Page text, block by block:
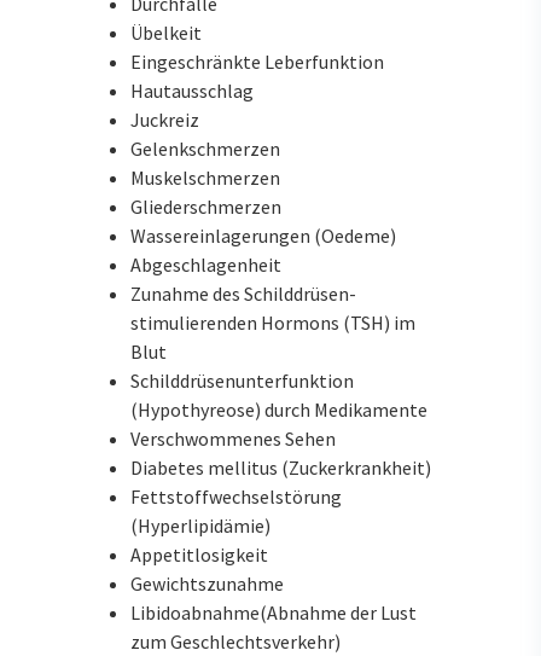
Übelkeit
Eingeschränkte Leberfunktion
Hautausschlag
Juckreiz
Gelenkschmerzen
Muskelschmerzen
Gliederschmerzen
Wassereinlagerungen (Oedeme)
Abgeschlagenheit
Zunahme des Schilddrüsen-
stimulierenden Hormons (TSH) im
Blut
Schilddrüsenunterfunktion
(Hypothyreose) durch Medikamente
Verschwommenes Sehen
Diabetes mellitus (Zuckerkrankheit)
Fettstoffwechselstörung
(Hyperlipidämie)
Appetitlosigkeit
Gewichtszunahme
Libidoabnahme(Abnahme der Lust
zum Geschlechtsverkehr)